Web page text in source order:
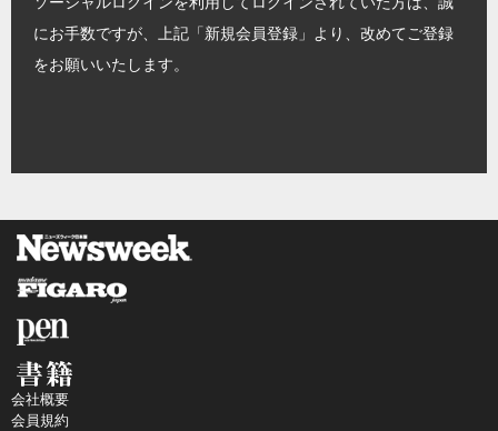
にお手数ですが、上記「新規会員登録」より、改めてご登録
をお願いいたします。
会社概要
会員規約